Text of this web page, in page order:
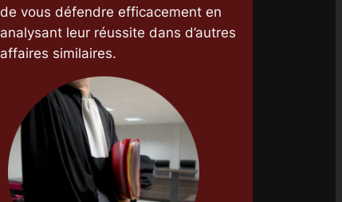
de vous défendre efficacement en
analysant leur réussite dans d’autres
affaires similaires.